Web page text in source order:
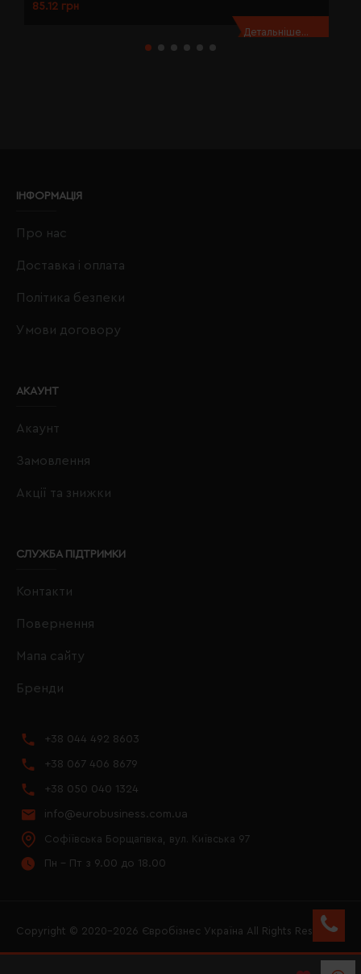
85.12 грн
Детальніше...
ІНФОРМАЦІЯ
Про нас
Доставка і оплата
Політика безпеки
Умови договору
АКАУНТ
Акаунт
Замовлення
Акції та знижки
СЛУЖБА ПІДТРИМКИ
Контакти
Повернення
Мапа сайту
Бренди
+38 044 492 8603
+38 067 406 8679
+38 050 040 1324
info@eurobusiness.com.ua
Софіївська Борщагівка, вул. Київська 97
Пн - Пт з 9.00 до 18.00
Copyright © 2020–2026 Євробізнес Україна All Rights Reserved